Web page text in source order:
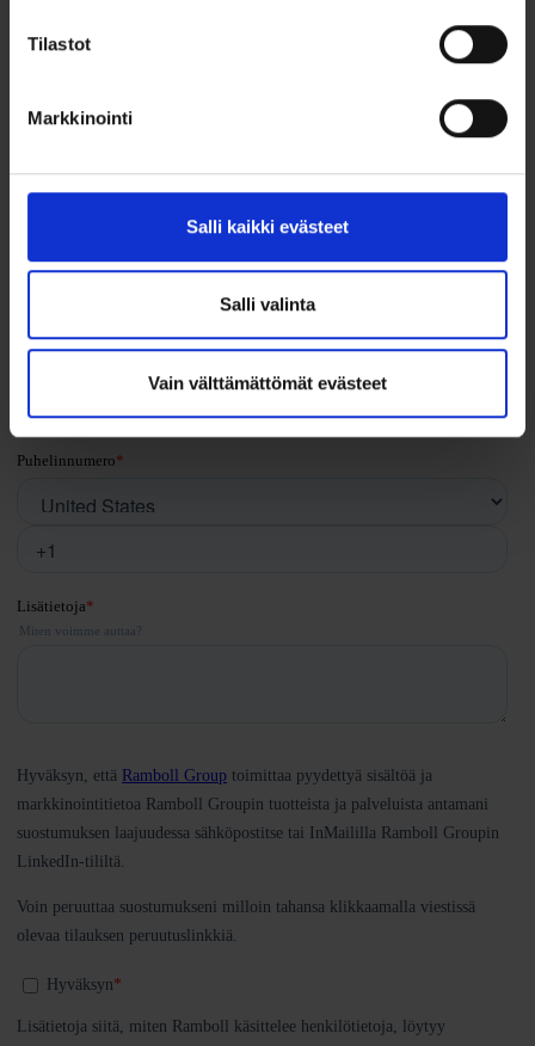
Tilastot
Markkinointi
Salli kaikki evästeet
Salli valinta
Vain välttämättömät evästeet